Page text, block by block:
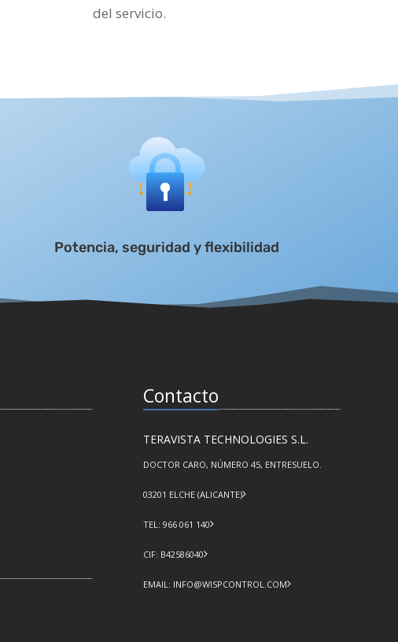
del servicio.
Potencia, seguridad y flexibilidad
Contacto
TERAVISTA TECHNOLOGIES S.L.
DOCTOR CARO, NÚMERO 45, ENTRESUELO.
03201 ELCHE (ALICANTE)
TEL: 966 061 140
CIF: B42586040
EMAIL: INFO@WISPCONTROL.COM